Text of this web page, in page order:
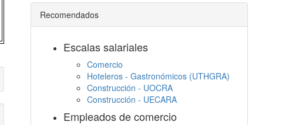
Recomendados
Escalas salariales
Comercio
Hoteleros - Gastronómicos (UTHGRA)
Construcción - UOCRA
Construcción - UECARA
Empleados de comercio